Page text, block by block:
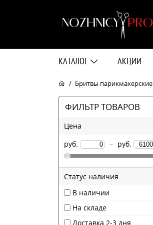
КАТАЛОГ АКЦИИ
Бритвы парикмахерские
ФИЛЬТР ТОВАРОВ
Цена
руб.
– руб.
Статус наличия
В наличии
На складе
Доставка 2-3 дня